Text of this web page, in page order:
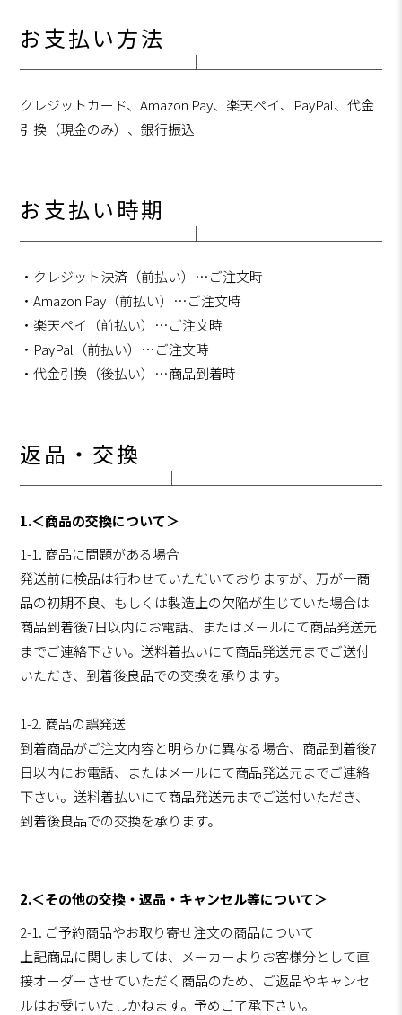
お支払い方法
クレジットカード、Amazon Pay、楽天ペイ、PayPal、代金
引換（現金のみ）、銀行振込
お支払い時期
・クレジット決済（前払い）…ご注文時
・Amazon Pay（前払い）…ご注文時
・楽天ペイ（前払い）…ご注文時
・PayPal（前払い）…ご注文時
・代金引換（後払い）…商品到着時
返品・交換
1.＜商品の交換について＞
1-1. 商品に問題がある場合
発送前に検品は行わせていただいておりますが、万が一商
品の初期不良、もしくは製造上の欠陥が生じていた場合は
商品到着後7日以内にお電話、またはメールにて商品発送元
までご連絡下さい。送料着払いにて商品発送元までご送付
いただき、到着後良品での交換を承ります。
1-2. 商品の誤発送
到着商品がご注文内容と明らかに異なる場合、商品到着後7
日以内にお電話、またはメールにて商品発送元までご連絡
下さい。送料着払いにて商品発送元までご送付いただき、
到着後良品での交換を承ります。
2.＜その他の交換・返品・キャンセル等について＞
2-1. ご予約商品やお取り寄せ注文の商品について
上記商品に関しましては、メーカーよりお客様分として直
接オーダーさせていただく商品のため、ご返品やキャンセ
ルはお受けいたしかねます。予めご了承下さい。